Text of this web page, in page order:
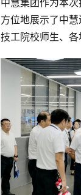
中慧集团作为本次
方位地展示了中
技工院校师生、各